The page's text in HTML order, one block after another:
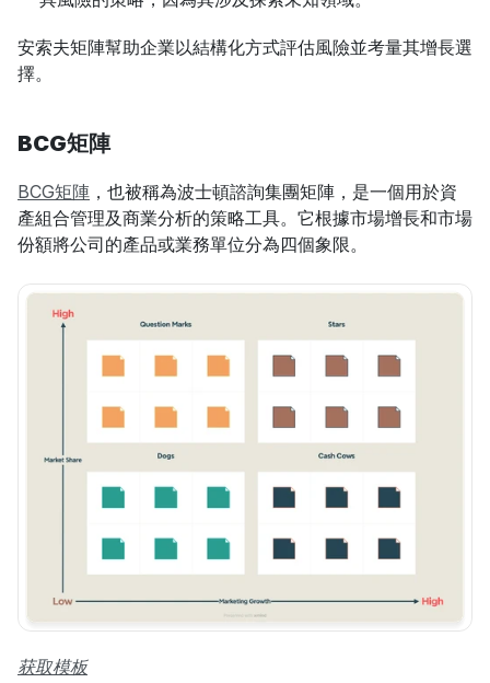
安索夫矩陣幫助企業以結構化方式評估風險並考量其增長選
擇。
BCG矩陣
BCG矩陣 ，也被稱為波士頓諮詢集團矩陣，是一個用於資
產組合管理及商業分析的策略工具。它根據市場增長和市場
份額將公司的產品或業務單位分為四個象限。
获取模板